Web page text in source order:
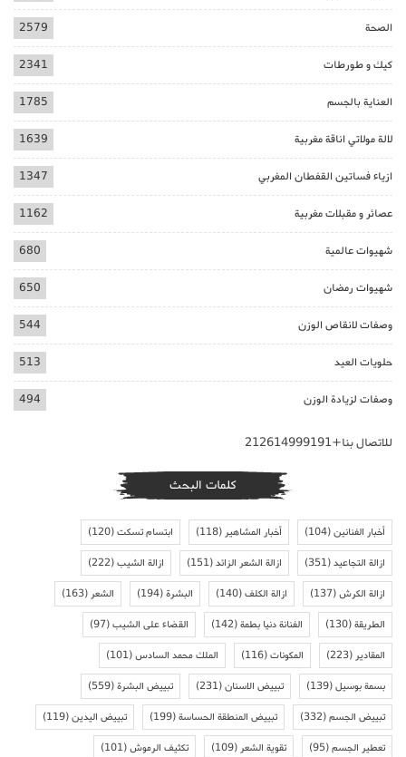
الصحة 2579
كيك و طورطات 2341
العناية بالجسم 1785
لالة مولاتي اناقة مغربية 1639
ازياء فساتين القفطان المغربي 1347
عصائر و مقبلات مغربية 1162
شهيوات عالمية 680
شهيوات رمضان 650
وصفات لانقاص الوزن 544
حلويات العيد 513
وصفات لزيادة الوزن 494
للاتصال بنا+212614999191
كلمات البحث
أخبار الفنانين(104) أخبار المشاهير(118) ابتسام تسكت(120)
ازالة التجاعيد(351) ازالة الشعر الزائد(151) ازالة الشيب(222)
ازالة الكرش(137) ازالة الكلف(140) البشرة(194) الشعر(163)
الطريقة(130) الفنانة دنيا بطمة(142) القضاء على الشيب(97)
المقادير(223) المكونات(116) الملك محمد السادس(101)
بسمة بوسيل(139) تبييض الاسنان(231) تبييض البشرة(559)
تبييض الجسم(332) تبييض المنطقة الحساسة(199) تبييض اليدين(119)
تعطير الجسم(95) تقوية الشعر(109) تكثيف الرموش(101)